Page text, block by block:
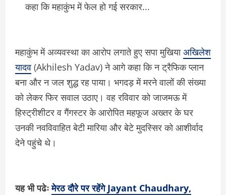
महाकुंभ में अव्यवस्था का आरोप लगाते हुए सपा मुखियाअखिलेश
यादव (Akhilesh Yadav) ने आगे कहा कि न ट्रैफिक प्लान
बना और न जल शुद्ध रह पाया। भगदड़ में मरने वालों की संख्या
को लेकर फिर सवाल उठाए। वह रविवार को जाजमऊ में
हिस्ट्रीशीटर व गैंगस्‍टर के आरोपित महफूज अख्तर के घर
उनकी नवविवाहित बेटी मारिया और बेटे मुदस्सिर को आशीर्वाद
देने पहुंचे थे।
यह भी पढेःमेरठ दौरे पर रहेंगे Jayant Chaudhary,